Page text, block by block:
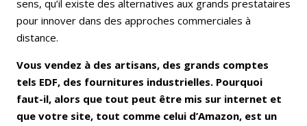
sens, qu’il existe des alternatives aux grands prestataires
pour innover dans des approches commerciales à
distance.
Vous vendez à des artisans, des grands comptes
tels EDF, des fournitures industrielles. Pourquoi
faut-il, alors que tout peut être mis sur internet et
que votre site, tout comme celui d’Amazon, est un